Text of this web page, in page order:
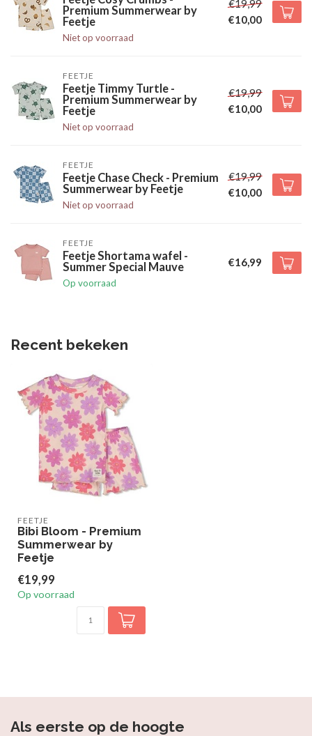
Premium Summerwear by
Feetje
Niet op voorraad
€19,99
€10,00
FEETJE
Feetje Timmy Turtle -
Premium Summerwear by
Feetje
Niet op voorraad
€19,99
€10,00
FEETJE
Feetje Chase Check - Premium
Summerwear by Feetje
Niet op voorraad
€19,99
€10,00
FEETJE
Feetje Shortama wafel -
Summer Special Mauve
Op voorraad
€16,99
Recent bekeken
FEETJE
Bibi Bloom - Premium
Summerwear by
Feetje
€19,99
Op voorraad
Als eerste op de hoogte